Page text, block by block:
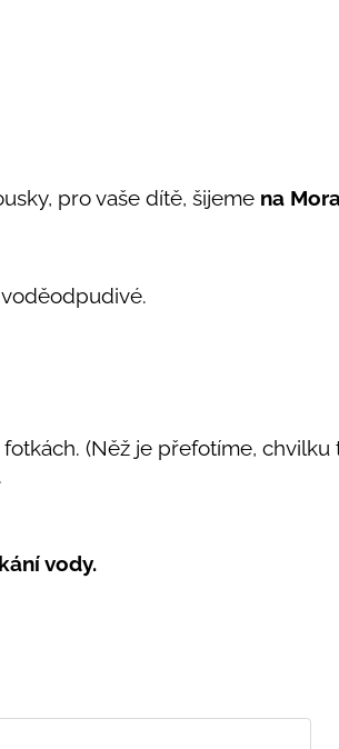
pro vaše dítě, šijeme na
fotkách. (Něž je přefotíme, chvilku
vody.